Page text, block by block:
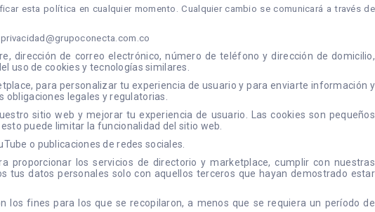
esta política en cualquier momento. Cualquier cambio se comunicará a través de
privacidad@grupoconecta.com.co
dirección de correo electrónico, número de teléfono y dirección de domicilio,
uso de cookies y tecnologías similares.
para personalizar tu experiencia de usuario y para enviarte información y
legales y regulatorias.
sitio web y mejorar tu experiencia de usuario. Las cookies son pequeños
puede limitar la funcionalidad del sitio web.
o publicaciones de redes sociales.
los servicios de directorio y marketplace, cumplir con nuestras
tus datos personales solo con aquellos terceros que hayan demostrado estar
fines para los que se recopilaron, a menos que se requiera un período de